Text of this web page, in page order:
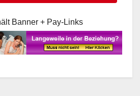
Banner + Pay-Links